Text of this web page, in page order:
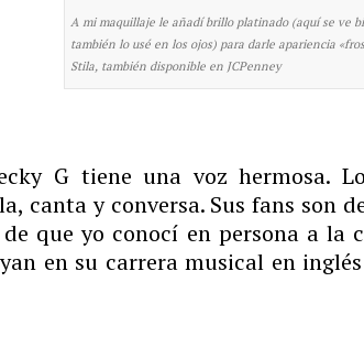
A mi maquillaje le añadí brillo platinado (aquí se ve
también lo usé en los ojos) para darle apariencia
Stila, también disponible en JCPenney
G tiene una voz hermosa.
canta y conversa. Sus fans son
de que yo conocí en persona a la
en su carrera musical en